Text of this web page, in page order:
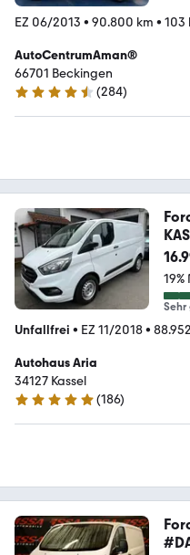
EZ 06/2013 • 90.800 km • 103
AutoCentrumAman®
66701 Beckingen
4.4 Sterne
(284)
Sehr
Unfallfrei • EZ 11/2018•
Autohaus Aria
34127 Kassel
4.9 Sterne
(186)